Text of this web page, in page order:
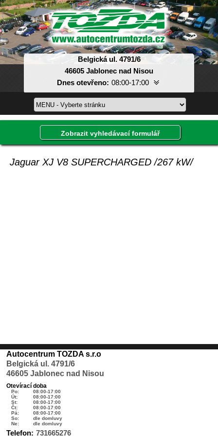
Belgická ul. 4791/6
46605 Jablonec nad Nisou
Dnes otevřeno: 08:00-17:00
Pondělí:
08:00-17:00
Úterý:
08:00-17:00
Středa:
08:00-17:00
Čtvrtek:
08:00-17:00
Pátek:
08:00-17:00
Sobota:
dle domluvy
Zobrazit vyhledávací formulář
Jaguar XJ V8 SUPERCHARGED /267 kW/
Autocentrum TOZDA s.r.o
Belgická ul. 4791/6
46605 Jablonec nad Nisou
Otevírací doba
Po:
08:00-17:00
Út:
08:00-17:00
St:
08:00-17:00
Čt:
08:00-17:00
Pá:
08:00-17:00
So:
dle domluvy
Ne:
dle domluvy
Telefon: 731665276